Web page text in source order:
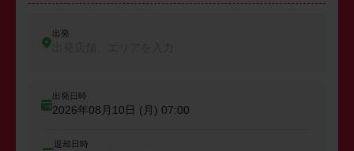
出発
出発日時
2026年08月10日 (月) 07:00
返却日時